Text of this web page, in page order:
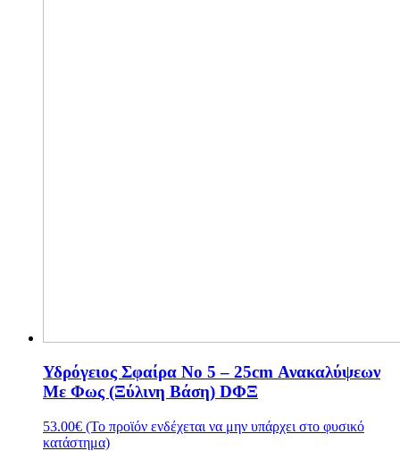
Υδρόγειος Σφαίρα Νο 5 – 25cm Ανακαλύψεων
Με Φως (Ξύλινη Βάση) DΦΞ
53.00€ (Το προϊόν ενδέχεται να μην υπάρχει στο φυσικό
κατάστημα)